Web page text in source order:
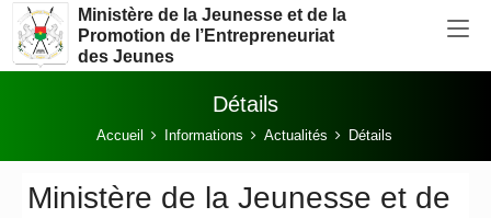
Aller au contenu principal
Ministère de la Jeunesse et de la
Promotion de l’Entrepreneuriat
des Jeunes
Détails
Vous êtes ici:Accueil Informations Actualités Détails
Ministère de la Jeunesse et de